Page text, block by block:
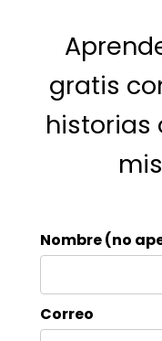
gratis
historias
Nombre (no
Correo